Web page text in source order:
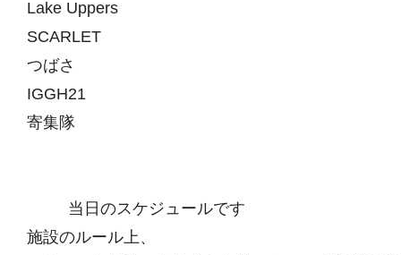
Lake Uppers
SCARLET
つばさ
IGGH21
寄集隊
当日のスケジュールです
施設のルール上、